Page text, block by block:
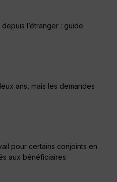
l’étranger : guide
ans, mais les demandes
pour certains conjoints en
aux bénéficiaires